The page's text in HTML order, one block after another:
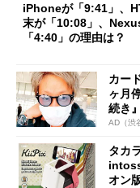
iPhoneが「9:41」、
末が「10:08」、
「4:40」の理由は？
カー
ヶ月
続き
AD（渋
タカ
オン